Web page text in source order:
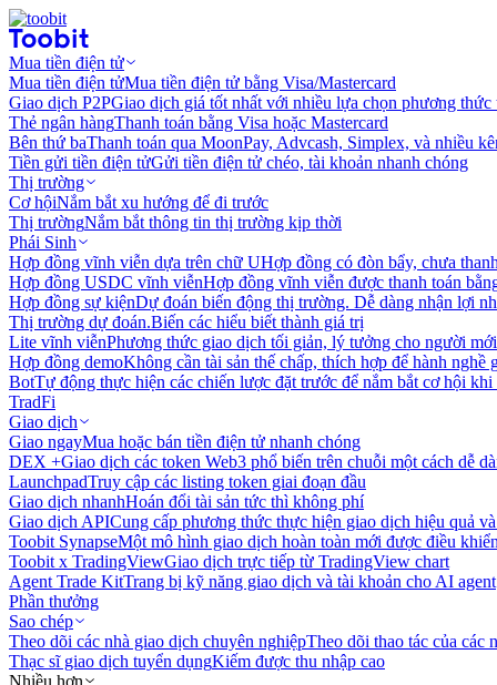
Mua tiền điện tử
Mua tiền điện tửMua tiền điện tử bằng Visa/Mastercard
Giao dịch P2PGiao dịch giá tốt nhất với nhiều lựa chọn phương thức
Thẻ ngân hàngThanh toán bằng Visa hoặc Mastercard
Bên thứ baThanh toán qua MoonPay, Advcash, Simplex, và nhiều
Tiền gửi tiền điện tửGửi tiền điện tử chéo, tài khoản nhanh chóng
Thị trường
Cơ hộiNắm bắt xu hướng để đi trước
Thị trườngNắm bắt thông tin thị trường kịp thời
Phái Sinh
Hợp đồng vĩnh viễn dựa trên chữ UHợp đồng có đòn bẩy, chưa
Hợp đồng USDC vĩnh viễnHợp đồng vĩnh viễn được thanh toán
Hợp đồng sự kiệnDự đoán biến động thị trường. Dễ dàng nhận lợi
Thị trường dự đoán.Biến các hiểu biết thành giá trị
Lite vĩnh viễnPhương thức giao dịch tối giản, lý tưởng cho người
Hợp đồng demoKhông cần tài sản thế chấp, thích hợp để hành nghề
BotTự động thực hiện các chiến lược đặt trước để nắm bắt cơ hội
TradFi
Giao dịch
Giao ngayMua hoặc bán tiền điện tử nhanh chóng
DEX +Giao dịch các token Web3 phổ biến trên chuỗi một cách dễ
LaunchpadTruy cập các listing token giai đoạn đầu
Giao dịch nhanhHoán đổi tài sản tức thì không phí
Giao dịch APICung cấp phương thức thực hiện giao dịch hiệu quả
Toobit SynapseMột mô hình giao dịch hoàn toàn mới được điều
Toobit x TradingViewGiao dịch trực tiếp từ TradingView chart
Agent Trade KitTrang bị kỹ năng giao dịch và tài khoản cho AI agent
Phần thưởng
Sao chép
Theo dõi các nhà giao dịch chuyên nghiệpTheo dõi thao tác của các
Thạc sĩ giao dịch tuyển dụngKiếm được thu nhập cao
Nhiều hơn